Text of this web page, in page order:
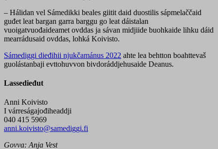
– Hálidan vel Sámedikki beales giitit daid duostilis sápmelaččaid
guđet leat bargan garra barggu go leat dáistalan
vuoigatvuođaideamet ovddas ja sávan midjiide buohkaide lihku dáid
mearrádusaid ovddas, lohká Koivisto.
Sámediggi dieđihii njukčamánus 2022 ahte lea behtton boahttevaš
guolástanbaji evttohuvvon bivdoráddjehusaide Deanus.
Lassedieđut
Anni Koivisto
I várreságajođiheaddji
040 415 5969
anni.koivisto@samediggi.fi
Govva: Anja Vest